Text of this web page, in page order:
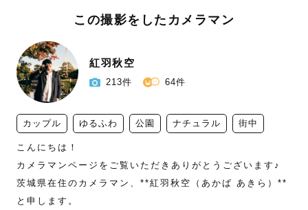
この撮影をしたカメラマン
紅羽秋空
213件 64件
カップル ゆるふわ 公園 ナチュラル 街中
こんにちは！
カメラマンページをご覧いただきありがとうございます♪
茨城県在住のカメラマン、**紅羽秋空（あかば あきら）**
と申します。